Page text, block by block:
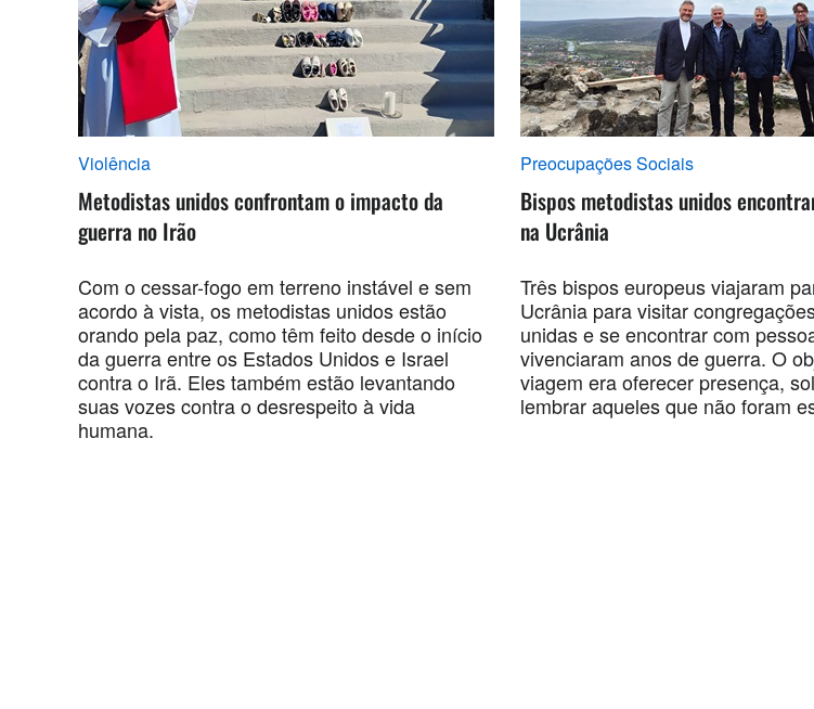
Violência
Metodistas unidos confrontam o impacto da
guerra no Irão
Com o cessar-fogo em terreno instável e sem
acordo à vista, os metodistas unidos estão
orando pela paz, como têm feito desde o início
da guerra entre os Estados Unidos e Israel
contra o Irã. Eles também estão levantando
suas vozes contra o desrespeito à vida
humana.
Preocupações Sociais
Bispos metodistas unidos
na Ucrânia
Três bispos europeus viajaram
Ucrânia para visitar
unidas e se encontrar com
vivenciaram anos de guerra. O
viagem era oferecer presença,
lembrar aqueles que não foram